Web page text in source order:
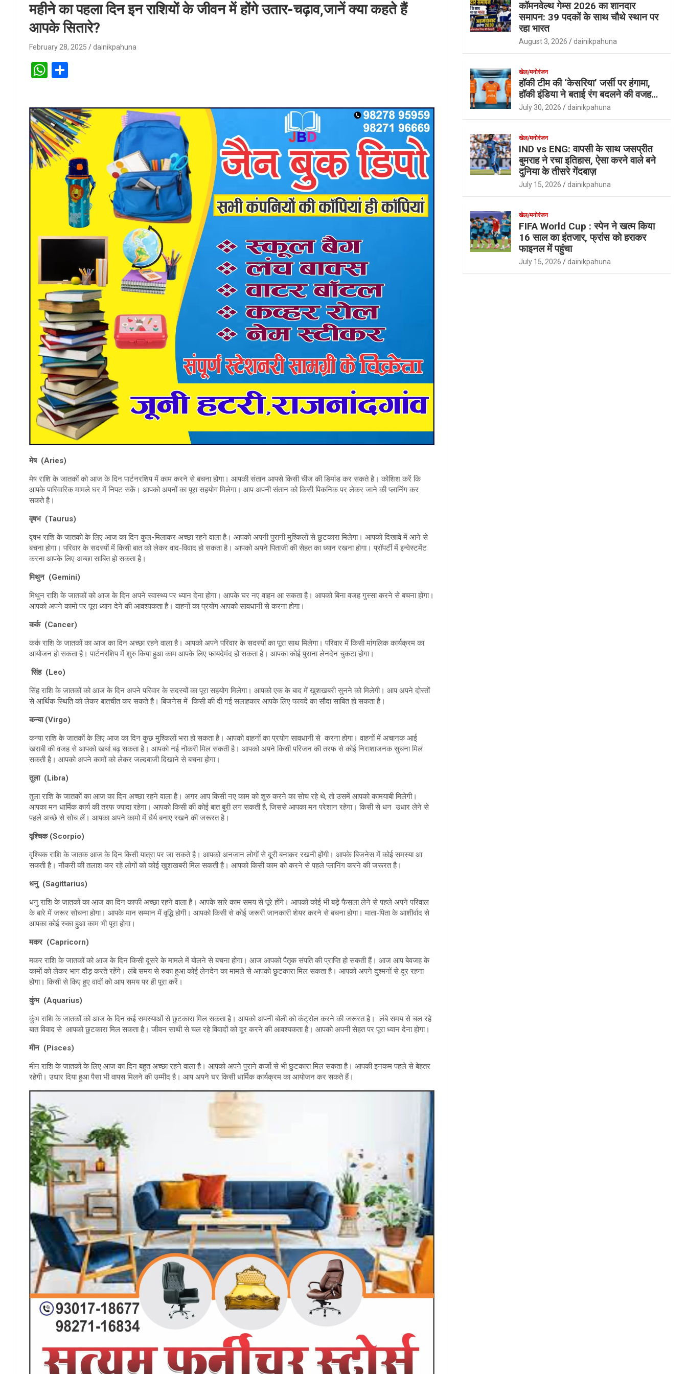
महीने का पहला दिन इन राशियों के जीवन में होंगे उतार-चढ़ाव,जानें क्या कहते हैं
आपके सितारे?
February 28, 2025 dainikpahuna
W
at
s
A
p
p
ar
e
मेष (Aries)
मेष राशि के जातकों को आज के दिन पार्टनरशिप में काम करने से बचना होगा। आपकी संतान आपसे किसी चीज की डिमांड कर सकते है। कोशिश करें कि
आपके पारिवारिक मामले घर में निपट सकें। आपको अपनों का पूरा सहयोग मिलेगा। आप अपनी संतान को किसी पिकनिक पर लेकर जाने की प्लानिंग कर
सकते है।
वृषभ (Taurus)
वृषभ राशि के जातको के लिए आज का दिन कुल-मिलाकर अच्छा रहने वाला है। आपको अपनी पुरानी मुश्किलों से छुटकारा मिलेगा। आपको दिखावे में आने से
बचना होगा। परिवार के सदस्यों में किसी बात को लेकर वाद-विवाद हो सकता है। आपको अपने पिताजी की सेहत का ध्यान रखना होगा। प्रॉपर्टी में इन्वेस्टमेंट
करना आपके लिए अच्छा साबित हो सकता है।
मिथुन (Gemini)
मिथुन राशि के जातकों को आज के दिन अपने स्वास्थ्य पर ध्यान देना होगा। आपके घर नए वाहन आ सकता है। आपको बिना वजह गुस्सा करने से बचना होगा।
आपको अपने कामो पर पूरा ध्यान देने की आवश्यकता है। वाहनों का प्रयोग आपको सावधानी से करना होगा।
कर्क (Cancer)
कर्क राशि के जातकों का आज का दिन अच्छा रहने वाला है। आपको अपने परिवार के सदस्यों का पूरा साथ मिलेगा। परिवार में किसी मांगलिक कार्यक्रम का
आयोजन हो सकता है। पार्टनरशिप में शुरु किया हुआ काम आपके लिए फायदेमंद हो सकता है। आपका कोई पुराना लेनदेन चुकटा होगा।
सिंह (Leo)
सिंह राशि के जातकों को आज के दिन अपने परिवार के सदस्यों का पूरा सहयोग मिलेगा। आपको एक के बाद में खुशखबरी सुनने को मिलेगी। आप अपने दोस्तों
से आर्थिक स्थिति को लेकर बातचीत कर सकते है। बिजनेस में किसी की दी गई सलाहकार आपके लिए फायदे का सौदा साबित हो सकता है।
कन्या (Virgo)
कन्या राशि के जातकों के लिए आज का दिन कुछ मुश्किलों भरा हो सकता है। आपको वाहनों का प्रयोग सावधानी से करना होगा। वाहनों में अचानक आई
खराबी की वजह से आपको खर्चा बढ़ सकता है। आपको नई नौकरी मिल सकती है। आपको अपने किसी परिजन की तरफ से कोई निराशाजनक सुचना मिल
सकती है। आपको अपने कामों को लेकर जल्दबाजी दिखाने से बचना होगा।
तुला (Libra)
तुला राशि के जातकों का आज का दिन अच्छा रहने वाला है। अगर आप किसी नए काम को शुरु करने का सोच रहे थे, तो उसमें आपको कामयाबी मिलेगी।
आपका मन धार्मिक कार्य की तरफ ज्यादा रहेगा। आपको किसी की कोई बात बुरी लग सकती है, जिससे आपका मन परेशान रहेगा। किसी से धन उधार लेने से
पहले अच्छे से सोच लें। आपका अपने कामो में धैर्य बनाए रखने की जरूरत है।
वृश्चिक (Scorpio)
वृश्चिक राशि के जातक आज के दिन किसी यात्रा पर जा सकते है। आपको अनजान लोगों से दूरी बनाकर रखनी होंगी। आपके बिजनेस में कोई समस्या आ
सकती है। नौकरी की तलाश कर रहे लोगों को कोई खुशखबरी मिल सकती है। आपको किसी काम को करने से पहले प्लानिंग करने की जरूरत है।
धनु (Sagittarius)
धनु राशि के जातकों का आज का दिन काफी अच्छा रहने वाला है। आपके सारे काम समय से पूरे होंगे। आपको कोई भी बड़े फैसला लेने से पहले अपने परिवाल
के बारे में जरूर सोचना होगा। आपके मान सम्मान में वृद्धि होगी। आपको किसी से कोई जरूरी जानकारी शेयर करने से बचना होगा। माता-पिता के आशीर्वाद से
आपका कोई रुका हुआ काम भी पूरा होगा।
मकर (Capricorn)
मकर राशि के जातकों को आज के दिन किसी दूसरे के मामले में बोलने से बचना होगा। आज आपको पैतृक संपति की प्राप्ति हो सकती हैं। आज आप बेवजह के
कामों को लेकर भाग दौड़ करते रहेंगे। लंबे समय से रुका हुआ कोई लेनदेन का मामले से आपको छुटकारा मिल सकता है। आपको अपने दुश्मनों से दूर रहना
होगा। किसी से किए हुए वादों को आप समय पर ही पूरा करें।
कुंभ (Aquarius)
कुंभ राशि के जातकों को आज के दिन कई समस्याओं से छुटकारा मिल सकता है। आपको अपनी बोली को कंट्रोल करने की जरूरत है। लंबे समय से चल रहे
बात विवाद से आपको छुटकारा मिल सकता है। जीवन साथी से चल रहे विवादों को दूर करने की आवश्यकता है। आपको अपनी सेहत पर पूरा ध्यान देना होगा।
मीन (Pisces)
मीन राशि के जातकों के लिए आज का दिन बहुत अच्छा रहने वाला है। आपको अपने पुराने कर्जो से भी छुटकारा मिल सकता है। आपकी इनकम पहले से बेहतर
रहेगी। उधार दिया हुआ पैसा भी वापस मिलने की उम्मीद है। आप अपने घर किसी धार्मिक कार्यक्रम का आयोजन कर सकते हैं।
कॉमनवेल्थ गेम्स 2026 का शानदार
समापन: 39 पदकों के साथ चौथे स्थान पर
रहा भारत
August 3, 2026 dainikpahuna
खेल/मनोरंजन
हॉकी टीम की ‘केसरिया’ जर्सी पर हंगामा,
हॉकी इंडिया ने बताई रंग बदलने की वजह…
July 30, 2026 dainikpahuna
खेल/मनोरंजन
IND vs ENG: वापसी के साथ जसप्रीत
बुमराह ने रचा इतिहास, ऐसा करने वाले बने
दुनिया के तीसरे गेंदबाज़
July 15, 2026 dainikpahuna
खेल/मनोरंजन
FIFA World Cup : स्पेन ने खत्म किया
16 साल का इंतजार, फ्रांस को हराकर
फाइनल में पहुंचा
July 15, 2026 dainikpahuna